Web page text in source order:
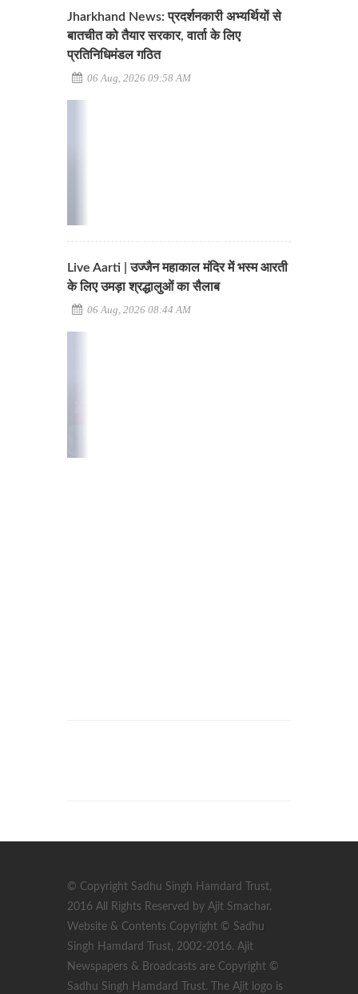
Jharkhand News: प्रदर्शनकारी अभ्यर्थियों से
बातचीत को तैयार सरकार, वार्ता के लिए
प्रतिनिधिमंडल गठित
06 Aug, 2026 09:58 AM
Live Aarti | उज्जैन महाकाल मंदिर में भस्म आरती
के लिए उमड़ा श्रद्धालुओं का सैलाब
06 Aug, 2026 08:44 AM
© Copyright Sadhu Singh Hamdard Trust,
2016 All Rights Reserved by Ajit Smachar.
Website & Contents Copyright © Sadhu
Singh Hamdard Trust, 2002-2016. Ajit
Newspapers & Broadcasts are Copyright ©
Sadhu Singh Hamdard Trust. The Ajit logo is